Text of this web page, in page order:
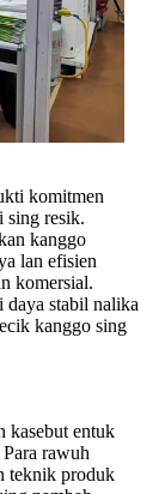
komitmen
sing resik.
kanggo
lan efisien
komersial.
daya stabil nalika
kanggo sing
kasebut entuk
rawuh
teknik produk